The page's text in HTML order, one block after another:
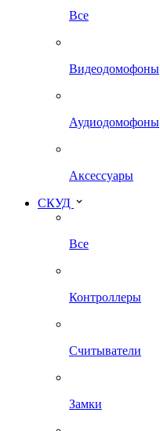
Все
Видеодомофоны
Аудиодомофоны
Аксессуары
СКУД
Все
Контроллеры
Считыватели
Замки